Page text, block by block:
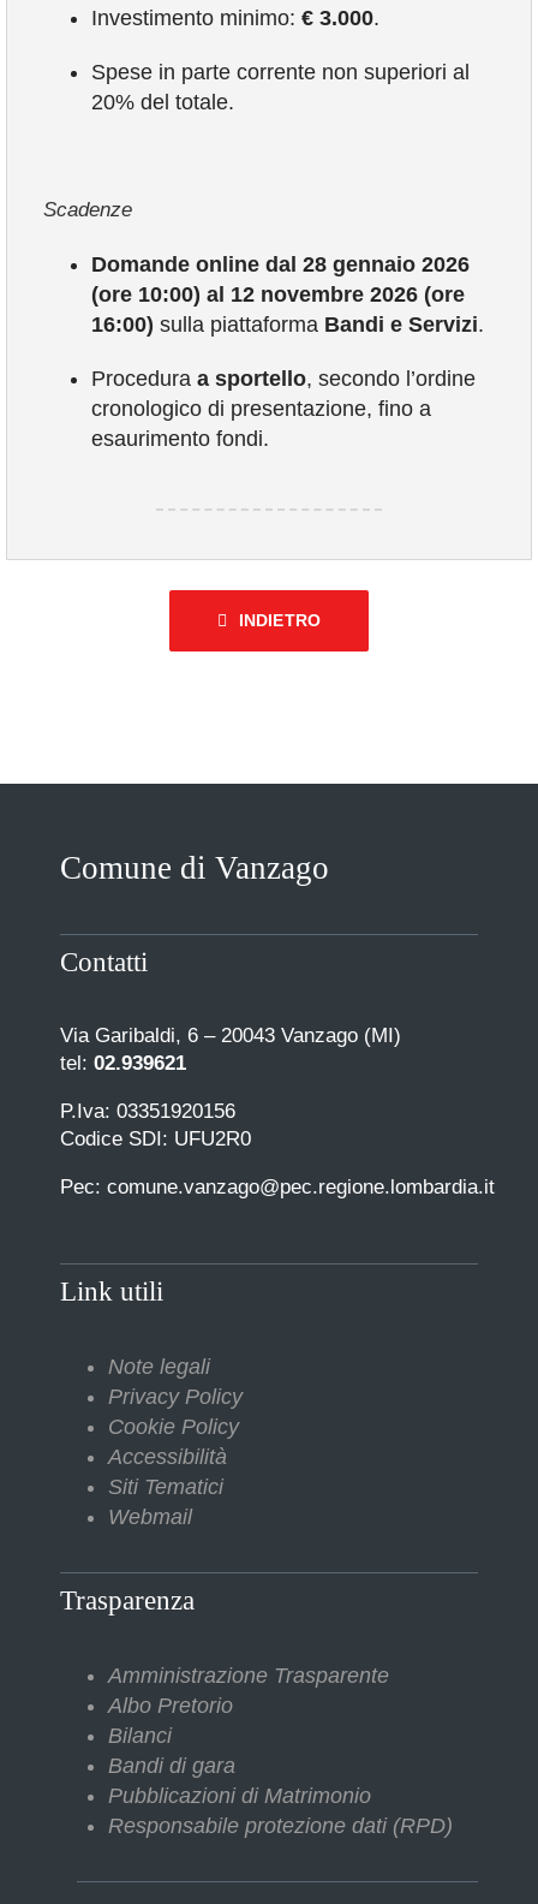
Investimento minimo: € 3.000.
Spese in parte corrente non superiori al
20% del totale.
Scadenze
Domande online dal 28 gennaio 2026
(ore 10:00) al 12 novembre 2026 (ore
16:00) sulla piattaforma Bandi e Servizi.
Procedura a sportello, secondo l’ordine
cronologico di presentazione, fino a
esaurimento fondi.
INDIETRO
Comune di Vanzago
Contatti
Via Garibaldi, 6 – 20043 Vanzago (MI)
tel: 02.939621
P.Iva: 03351920156
Codice SDI: UFU2R0
Pec: comune.vanzago@pec.regione.lombardia.it
Link utili
Note legali
Privacy Policy
Cookie Policy
Accessibilità
Siti Tematici
Webmail
Trasparenza
Amministrazione Trasparente
Albo Pretorio
Bilanci
Bandi di gara
Pubblicazioni di Matrimonio
Responsabile protezione dati (RPD)